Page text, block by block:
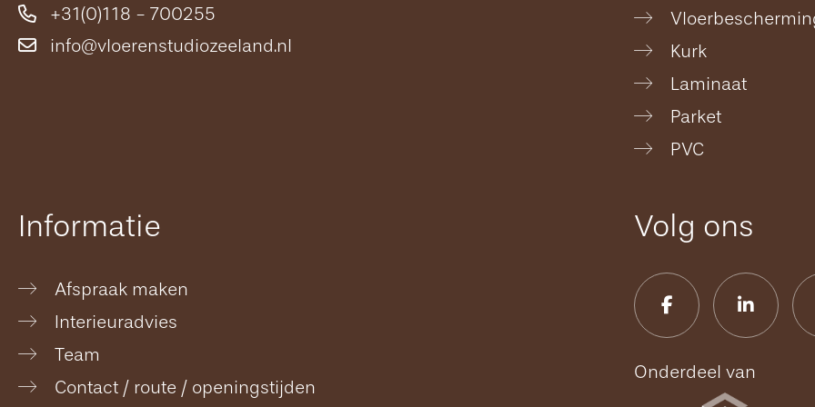
+31(0)118 - 700255
info@vloerenstudiozeeland.nl
Kurk
Laminaat
Parket
PVC
Informatie
Afspraak maken
Interieuradvies
Team
Contact / route / openingstijden
Volg ons
Onderdeel van